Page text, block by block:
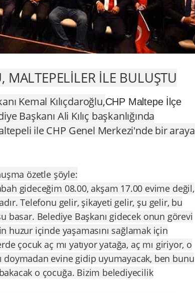
MALTEPELİLER İLE BULUŞTU
Kemal Kılıçdaroğlu,CHP Maltepe İlçe
Başkanı Ali Kılıç başkanlığında
ile CHP Genel Merkezi'nde bir araya
özetle şöyle:
gideceğim 08.00, akşam 17.00 evime değil,
Telefonu gelir, şikayeti gelir, şu gelir, bu
basar. Belediye Başkanı gidecek onun görevi
huzur içinde yaşamasını sağlamak için
çocuk aç mı yatıyor yatağa, aç mı giriyor, o
doymadan evine gidip uyumayacak, ben bunu
o çocuğa. Bizim belediyecilik